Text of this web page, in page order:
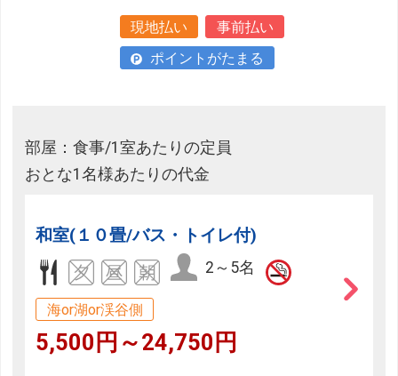
現地払い
事前払い
ポイントがたまる
部屋：食事/1室あたりの定員
おとな1名様あたりの代金
和室(１０畳/バス・トイレ付)
2～5名
海or湖or渓谷側
5,500円～24,750円